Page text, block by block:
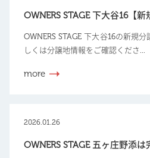
OWNERS STAGE 下大谷16【新
OWNERS STAGE 下大谷16の新規
しくは分譲地情報をご確認くださ...
more
2026.01.26
OWNERS STAGE 五ヶ庄野添は